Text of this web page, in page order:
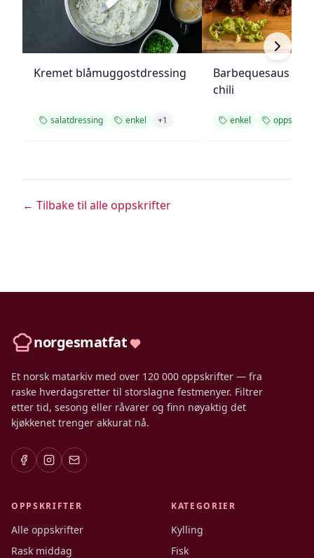
Kremet blåmuggostdressing
salatdressing enkel +1
Barbequesaus
chili
enkel oppskrift
← Tilbake til alle oppskrifter
norgesmatfat
Et norsk matarkiv med over 120 000 oppskrifter — fra
raske hverdagsretter til storslagne festmenyer. Filtrer
etter tid, sesong eller råvarer og finn nøyaktig det
kjøkkenet trenger akkurat nå.
OPPSKRIFTER
Alle oppskrifter
Rask middag
KATEGORIER
Kylling
Fisk